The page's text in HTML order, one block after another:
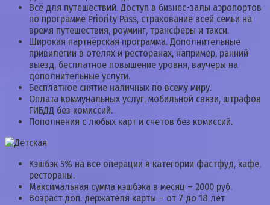
Всё для путешествий. Доступ в бизнес-залы аэропортов
по программе Priority Pass, страхование всей семьи на
время путешествия, роуминг, трансферы и такси.
Широкая партнёрская программа. Дополнительные
привилегии в отелях и ресторанах, например, ранний
выезд, бесплатное повышение уровня, ваучеры на
дополнительные услуги.
Бесплатное снятие наличных по всему миру.
Оплата коммунальных услуг, мобильной связи, штрафов
ГИБДД без комиссий.
Пополнения с любых карт и счетов без комиссий.
Кэшбэк 5% на все операции в категории фастфуд, кафе,
рестораны.
Максимальная сумма кэшбэка в месяц – 2000 руб.
Возраст доп. держателя карты – от 7 до 18 лет